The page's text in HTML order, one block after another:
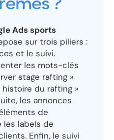
Ads sports
sur trois piliers :
et le suivi.
les mots-clés
stage rafting »
du rafting »
les annonces
de
les labels de
Enfin, le suivi